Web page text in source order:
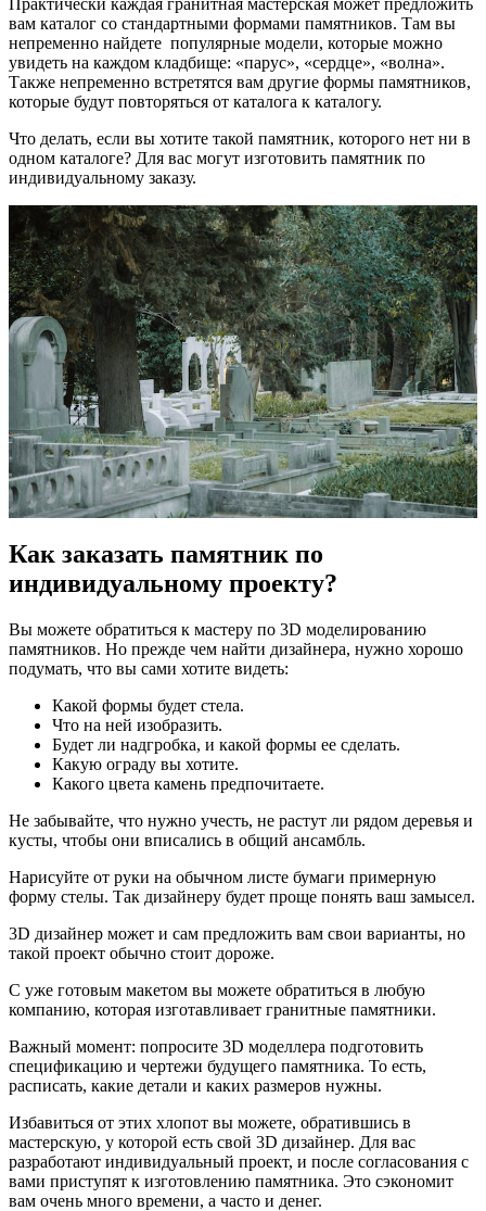
вам каталог со стандартными формами памятников. Там вы
непременно найдете популярные модели, которые можно
увидеть на каждом кладбище: «парус», «сердце», «волна».
Также непременно встретятся вам другие формы памятников,
которые будут повторяться от каталога к каталогу.
Что делать, если вы хотите такой памятник, которого нет ни в
одном каталоге? Для вас могут изготовить памятник по
индивидуальному заказу.
Как заказать памятник по
индивидуальному проекту?
Вы можете обратиться к мастеру по 3D моделированию
памятников. Но прежде чем найти дизайнера, нужно хорошо
подумать, что вы сами хотите видеть:
Какой формы будет стела.
Что на ней изобразить.
Будет ли надгробка, и какой формы ее сделать.
Какую ограду вы хотите.
Какого цвета камень предпочитаете.
Не забывайте, что нужно учесть, не растут ли рядом деревья и
кусты, чтобы они вписались в общий ансамбль.
Нарисуйте от руки на обычном листе бумаги примерную
форму стелы. Так дизайнеру будет проще понять ваш замысел.
3D дизайнер может и сам предложить вам свои варианты, но
такой проект обычно стоит дороже.
С уже готовым макетом вы можете обратиться в любую
компанию, которая изготавливает гранитные памятники.
Важный момент: попросите 3D моделлера подготовить
спецификацию и чертежи будущего памятника. То есть,
расписать, какие детали и каких размеров нужны.
Избавиться от этих хлопот вы можете, обратившись в
мастерскую, у которой есть свой 3D дизайнер. Для вас
разработают индивидуальный проект, и после согласования с
вами приступят к изготовлению памятника. Это сэкономит
вам очень много времени, а часто и денег.